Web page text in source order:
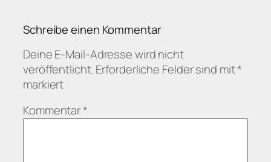
Schreibe einen Kommentar
Deine E-Mail-Adresse wird nicht
veröffentlicht.Erforderliche Felder sind mit*
markiert
Kommentar*